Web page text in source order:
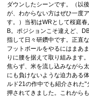
ダウンしたシーンです。（以
が、わからない方はぜひ一度
す。）当初はWRとして桜庭
B。ポジションこそ違えど、
指して日々研鑽中です。正直
フットボールをやるにはまあ
りに腰を据えて取り組みます
焦らず、米を流し込みながら
にも負けないような迫力ある
ルド21の作中でも紹介された
押されてきました。これから